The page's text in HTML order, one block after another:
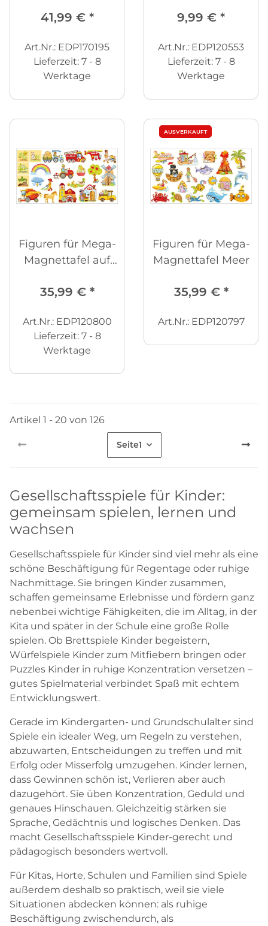
41,99 € *
Art.Nr.: EDP170195
Lieferzeit: 7 - 8
Werktage
9,99 € *
Art.Nr.: EDP120553
Lieferzeit: 7 - 8
Werktage
Figuren für Mega-
Magnettafel auf
35,99 € *
Art.Nr.: EDP120800
Lieferzeit: 7 - 8
Werktage
AUSVERKAUFT
Figuren für Mega-
Magnettafel Meer
35,99 € *
Art.Nr.: EDP120797
Artikel 1 - 20 von 126
Seite1
Gesellschaftsspiele für Kinder:
gemeinsam spielen, lernen und
wachsen
Gesellschaftsspiele für Kinder sind viel mehr als eine
schöne Beschäftigung für Regentage oder ruhige
Nachmittage. Sie bringen Kinder zusammen,
schaffen gemeinsame Erlebnisse und fördern ganz
nebenbei wichtige Fähigkeiten, die im Alltag, in der
Kita und später in der Schule eine große Rolle
spielen. Ob Brettspiele Kinder begeistern,
Würfelspiele Kinder zum Mitfiebern bringen oder
Puzzles Kinder in ruhige Konzentration versetzen –
gutes Spielmaterial verbindet Spaß mit echtem
Entwicklungswert.
Gerade im Kindergarten- und Grundschulalter sind
Spiele ein idealer Weg, um Regeln zu verstehen,
abzuwarten, Entscheidungen zu treffen und mit
Erfolg oder Misserfolg umzugehen. Kinder lernen,
dass Gewinnen schön ist, Verlieren aber auch
dazugehört. Sie üben Konzentration, Geduld und
genaues Hinschauen. Gleichzeitig stärken sie
Sprache, Gedächtnis und logisches Denken. Das
macht Gesellschaftsspiele Kinder-gerecht und
pädagogisch besonders wertvoll.
Für Kitas, Horte, Schulen und Familien sind Spiele
außerdem deshalb so praktisch, weil sie viele
Situationen abdecken können: als ruhige
Beschäftigung zwischendurch, als